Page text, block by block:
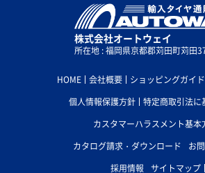
株式会社オートウェイ
所在地 : 福岡県京都郡苅田町苅田
HOME 会社概要 ショッピングガイド
個人情報保護方針
特定商取引法に
カスタマーハラスメント基本
カタログ請求・ダウンロード
お
採用情報
サイトマップ